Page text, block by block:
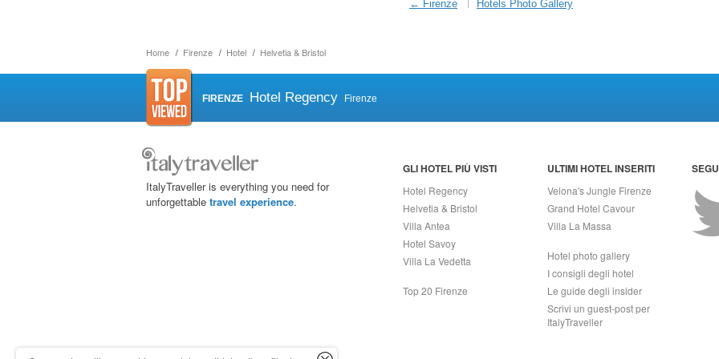
Home Firenze Hotel Helvetia & Bristol
← Firenze Hotels Photo Gallery
FIRENZE Hotel Regency Firenze
ItalyTraveller is everything you need for
unforgettable travel experience.
GLI HOTEL PIÙ VISTI
Hotel Regency
Helvetia & Bristol
Villa Antea
Hotel Savoy
Villa La Vedetta
Top 20 Firenze
ULTIMI HOTEL INSERITI
Velona's Jungle Firenze
Grand Hotel Cavour
Villa La Massa
Hotel photo gallery
I consigli degli hotel
Le guide degli insider
Scrivi un guest-post per
ItalyTraveller